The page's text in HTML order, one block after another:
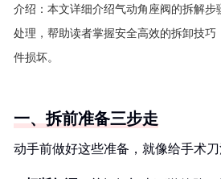
介绍： 本文详细介绍气动角座阀的拆解步
处理，帮助读者掌握安全高效的拆卸技巧
件损坏。
一、拆前准备三步走
动手前做好这些准备，就像给手术刀